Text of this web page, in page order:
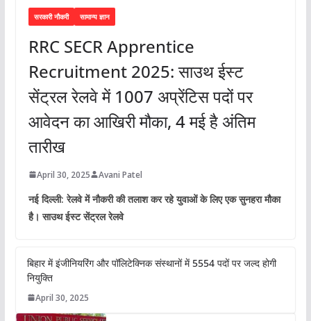
सरकारी नौकरी सामान्य ज्ञान
RRC SECR Apprentice
Recruitment 2025: साउथ ईस्ट
सेंट्रल रेलवे में 1007 अप्रेंटिस पदों पर
आवेदन का आखिरी मौका, 4 मई है अंतिम
तारीख
April 30, 2025 Avani Patel
नई दिल्ली: रेलवे में नौकरी की तलाश कर रहे युवाओं के लिए एक सुनहरा मौका
है। साउथ ईस्ट सेंट्रल रेलवे
बिहार में इंजीनियरिंग और पॉलिटेक्निक संस्थानों में 5554 पदों पर जल्द होगी
नियुक्ति
April 30, 2025